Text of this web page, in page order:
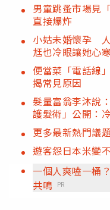
男童跳蚤市場見
直接爆炸
小姑未婚懷孕 人
尪也冷眼讓她心
便當菜「電話線
揭常見原因
髮量富翁李沐說
護髮術」公開：
更多最新熱門議
遊客怨日本米變
一個人爽嗑一桶
共鳴 PR